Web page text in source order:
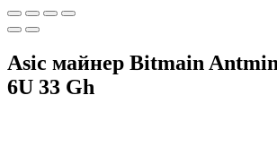
Asic майнер Bitmain
6U 33 Gh